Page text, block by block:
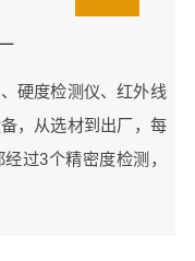
硬度检测仪、红外线
，从选材到出厂，每
过3个精密度检测，